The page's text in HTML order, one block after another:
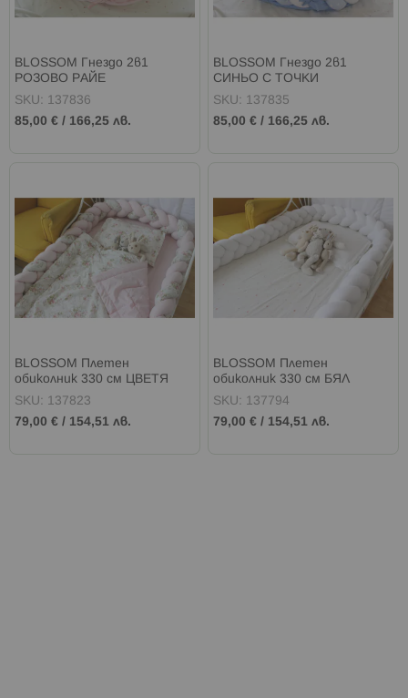
BLOSSOM Гнездо 2в1
РОЗОВО РАЙЕ
SKU: 137836
85,00 € / 166,25 лв.
BLOSSOM Гнездо 2в1
СИНЬО С ТОЧКИ
SKU: 137835
85,00 € / 166,25 лв.
BLOSSOM Плетен
обиколник 330 см ЦВЕТЯ
SKU: 137823
79,00 € / 154,51 лв.
BLOSSOM Плетен
обиколник 330 см БЯЛ
SKU: 137794
79,00 € / 154,51 лв.